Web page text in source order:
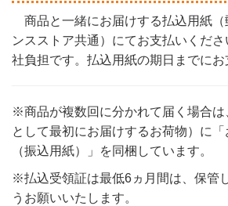
商品と一緒にお届けする払込用紙（
ンスストア共通）にてお支払いくだ
社負担です。払込用紙の期日までにお
※商品が複数回に分かれて届く場合は
として最初にお届けするお荷物）に
（振込用紙）」を同梱しています。
※払込受領証は最低6ヵ月間は、保管
うお願いいたします。